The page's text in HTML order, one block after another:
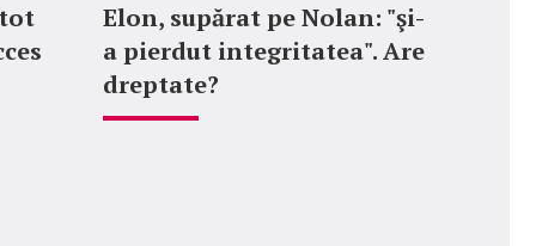
Elon, supărat pe Nolan: "şi-
a pierdut integritatea". Are
dreptate?